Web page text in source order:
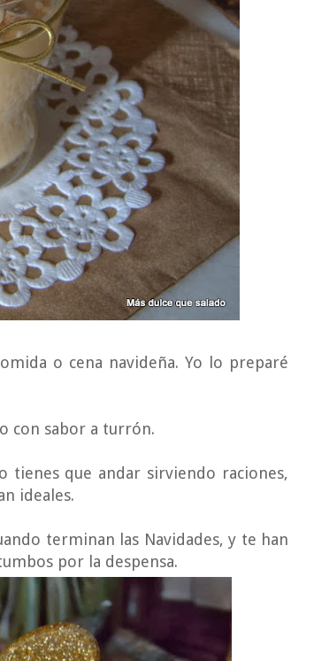
o cena navideña. Yo lo preparé
con sabor a turrón.
tienes que andar sirviendo raciones,
ideales.
terminan las Navidades, y te han
por la despensa.